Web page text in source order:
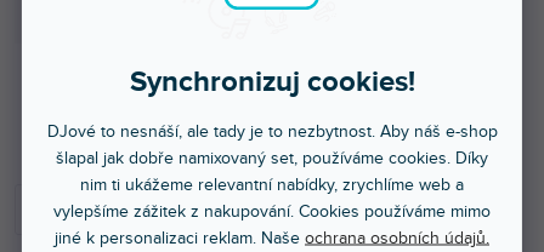
Synchronizuj cookies!
DJové to nesnáší, ale tady je to nezbytnost. Aby náš e-shop
šlapal jak dobře namixovaný set, používáme cookies. Díky
nim ti ukážeme relevantní nabídky, zrychlíme web a
vylepšíme zážitek z nakupování. Cookies používáme mimo
jiné k personalizaci reklam. Naše ochrana osobních údajů.